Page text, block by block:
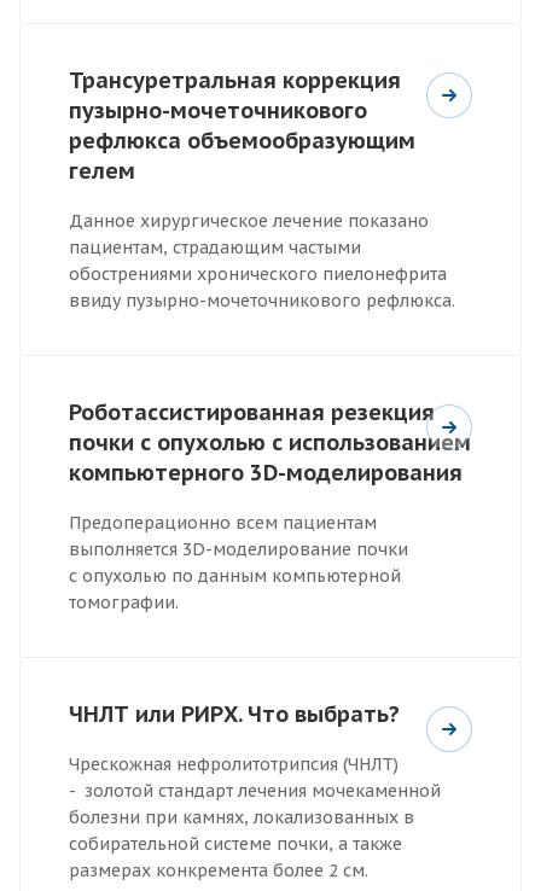
Трансуретральная коррекция
пузырно-мочеточникового
рефлюкса объемообразующим
гелем
Данное хирургическое лечение показано
пациентам, страдающим частыми
обострениями хронического пиелонефрита
ввиду пузырно-мочеточникового рефлюкса.
Роботассистированная резекция
почки с опухолью с использованием
компьютерного 3D-моделирования
Предоперационно всем пациентам
выполняется 3D-моделирование почки
с опухолью по данным компьютерной
томографии.
ЧНЛТ или РИРХ. Что выбрать?
Чрескожная нефролитотрипсия (ЧНЛТ)
- золотой стандарт лечения мочекаменной
болезни при камнях, локализованных в
собирательной системе почки, а также
размерах конкремента более 2 см.